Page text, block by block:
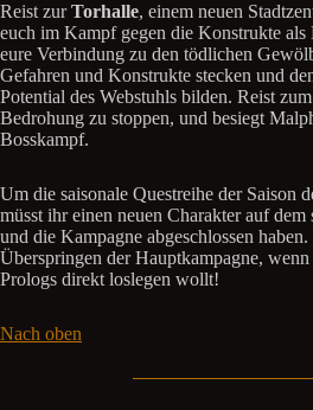
Reist zurTorhalle, einem neuen
euch im Kampf gegen die Konstrukte
eure Verbindung zu den tödlichen
Gefahren und Konstrukte stecken und
Potential des Webstuhls bilden. Reist
Bedrohung zu stoppen, und besiegt
Bosskampf.
Um die saisonale Questreihe der Saison
müsst ihr einen neuen Charakter auf dem
und die Kampagne abgeschlossen
Überspringen der Hauptkampagne,
Prologs direkt loslegen wollt!
Nach oben